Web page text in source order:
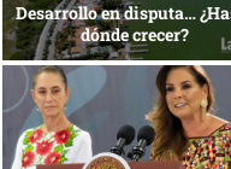
1 al 28 de agosto •
Fundación Isleña